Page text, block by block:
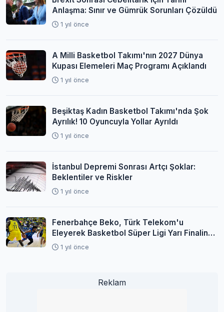
Anlaşma: Sınır ve Gümrük Sorunları Çözüldü
1 yıl önce
A Milli Basketbol Takımı'nın 2027 Dünya
Kupası Elemeleri Maç Programı Açıklandı
1 yıl önce
Beşiktaş Kadın Basketbol Takımı'nda Şok
Ayrılık! 10 Oyuncuyla Yollar Ayrıldı
1 yıl önce
İstanbul Depremi Sonrası Artçı Şoklar:
Beklentiler ve Riskler
1 yıl önce
Fenerbahçe Beko, Türk Telekom'u
Eleyerek Basketbol Süper Ligi Yarı Finaline
Yükseldi
1 yıl önce
Reklam